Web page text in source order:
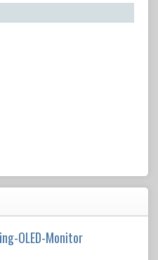
OLED-Monitor